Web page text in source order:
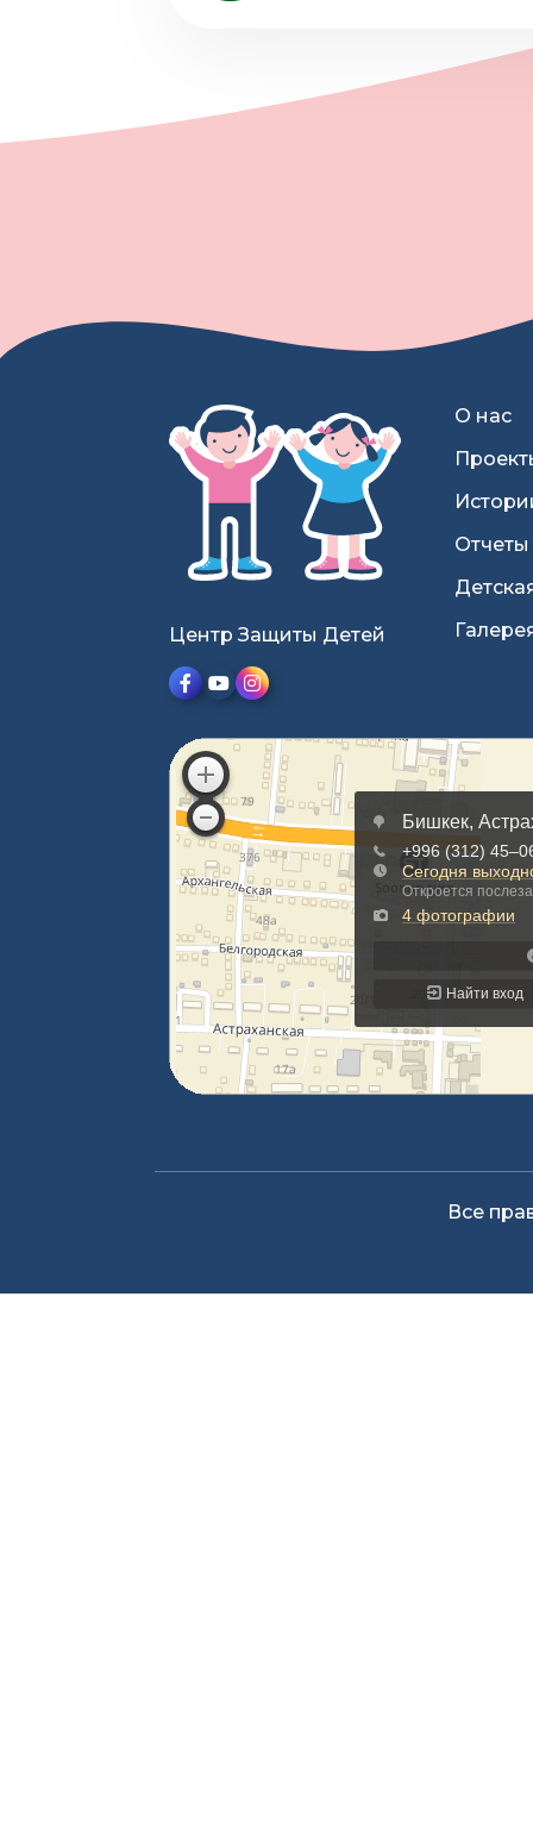
Центр Защиты Детей
О нас
Отчеты
Все